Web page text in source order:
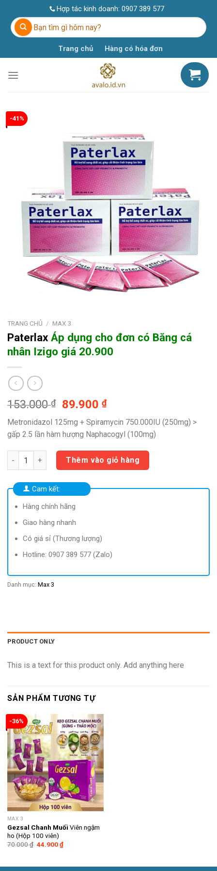
content
Hợp tác kinh doanh: 0907 389 577
Tìm
kiếm:
Trang chủ Hàng có hóa đơn
-41%
TRANG CHỦ / MAX 3
Paterlax Áp dụng cho đơn có Băng cá
nhân Izigo giá 20.900
153.000₫
Giá
gốc
là:
153.000 ₫.
89.900₫Giá
hiện
tại
là:
89.900 ₫.
Metronidazol 125mg + Spiramycin 750.000IU (250mg) >
gấp 2.5 lần hàm hượng Naphacogyl (100mg)
Paterlax Áp dụng cho đơn có Băng cá nhân Izigo giá 20.900 số
Thêm vào giỏ hàng
Cam kết:
Hàng chính hãng
Giao hàng nhanh
Có giá sỉ (Thương lượng)
Hotline: 0907 389 577 (Zalo)
Danh mục: Max 3
PRODUCT ONLY
This is a text for this product only. Add anything here
SẢN PHẨM TƯƠNG TỰ
-36%
MAX 3
Gezsal Chanh Muối Viên ngậm
ho (Hộp 100 viên)
70.000₫ Giá
44.900₫Giá
hiện
44.900 ₫.